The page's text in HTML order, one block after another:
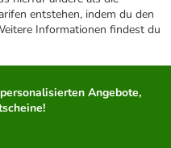
entstehen, indem du den
Informationen findest du
Angebote,